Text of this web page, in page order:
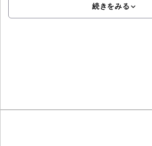
続きをみる